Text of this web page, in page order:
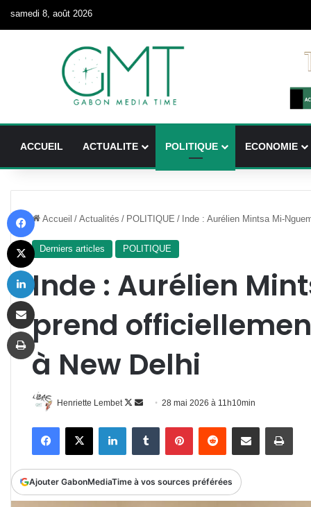
samedi 8, août 2026
ACCUEIL ACTUALITE POLITIQUE ECONOMIE
Accueil / Actualités / POLITIQUE / Inde : Aurélien Mintsa Mi-
Derniers articles POLITIQUE
Inde : Aurélien
prend
à New Delhi
Henriette Lembet
Follow
Envoyer
courriel
28 mai 2026 à 11h10min
FacebookX LinkedinTumblr PinterestReddit Partager par email
Ajouter GabonMediaTime à vos sources préférées
X
Imprimer